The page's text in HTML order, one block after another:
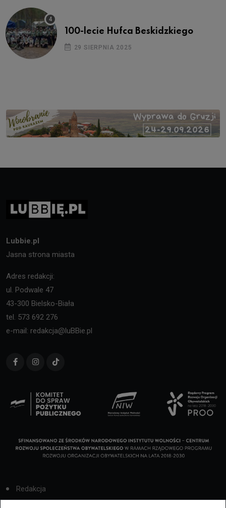
100-lecie Hufca Beskidzkiego
29 SIERPNIA 2025
Lubbie.pl
Jasna strona miasta
Adres redakcji:
ul. Podwale 47
43-300 Bielsko-Biała
tel. 573 692 276
e-mail: redakcja@luBBie.pl
Redakcja